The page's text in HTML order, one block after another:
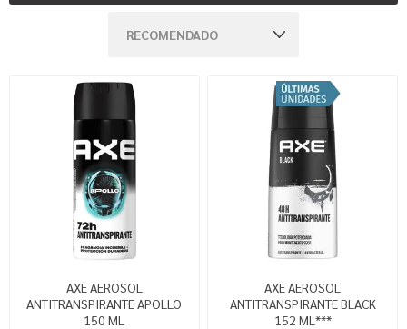
AXE AEROSOL
ANTITRANSPIRANTE APOLLO
150 ML
AXE AEROSOL
ANTITRANSPIRANTE BLACK
152 ML***